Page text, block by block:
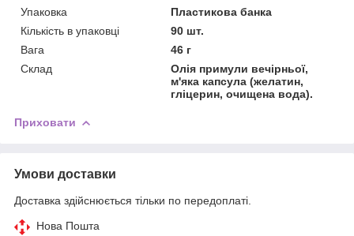
Упаковка
Пластикова банка
Кількість в упаковці
90 шт.
Вага
46 г
Склад
Олія примули вечірньої,
м'яка капсула (желатин,
гліцерин, очищена вода).
Приховати
Умови доставки
Доставка здійснюється тільки по передоплаті.
Нова Пошта